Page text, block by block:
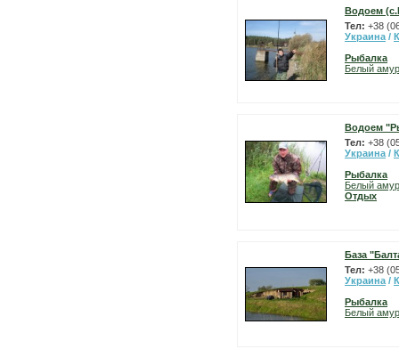
Водоем
Тел: +38
Украина /
Рыбалка
Белый амур
Водоем
Тел: +38
Украина /
Рыбалка
Белый амур
Отдых
База
Тел: +38
Украина /
Рыбалка
Белый амур